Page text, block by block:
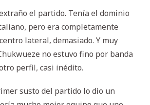
el partido. Tenía el dominio
pero era completamente
lateral, demasiado. Y muy
no estuvo fino por banda
perfil, casi inédito.
susto del partido lo dio un